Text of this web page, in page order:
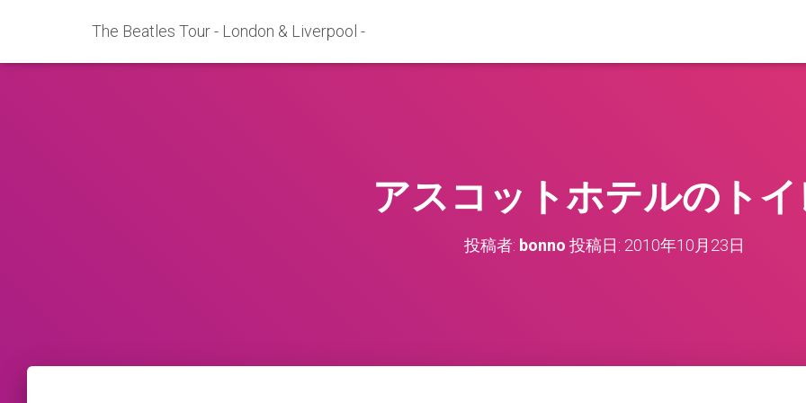
The Beatles Tour - London & Liverpool -
アスコットホテルのト
投稿者: bonno 投稿日: 2010年10月23日